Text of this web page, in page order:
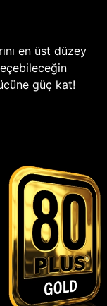
en üst düzey
güç kat!